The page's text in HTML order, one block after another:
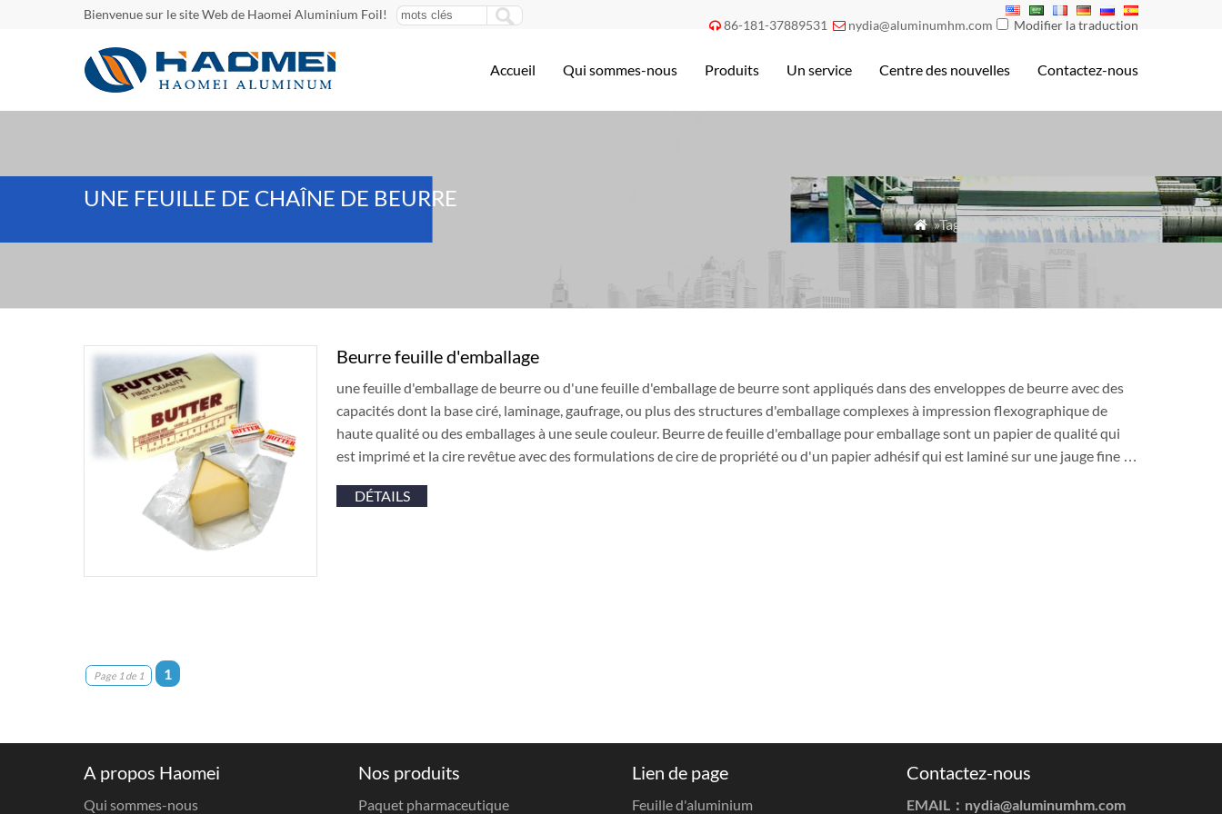
Bienvenue sur le site Web de Haomei Aluminium Foil!
 86-181-37889531  nydia@aluminumhm.com Modifier la traduction
Accueil Qui sommes-nous Produits Un service Centre des nouvelles Contactez-nous
UNE FEUILLE DE CHAÎNE DE BEURRE
 »Tags» feuille de chaîne de beurre
Beurre feuille d'emballage
une feuille d'emballage de beurre ou d'une feuille d'emballage de beurre sont appliqués dans des enveloppes de beurre avec des
capacités dont la base ciré, laminage, gaufrage, ou plus des structures d'emballage complexes à impression flexographique de
haute qualité ou des emballages à une seule couleur. Beurre de feuille d'emballage pour emballage sont un papier de qualité qui
est imprimé et la cire revêtue avec des formulations de cire de propriété ou d'un papier adhésif qui est laminé sur une jauge fine …
DÉTAILS
Page 1 de 1 1
A propos Haomei
Qui sommes-nous
Nos produits
Paquet pharmaceutique
Lien de page
Feuille d'aluminium
Contactez-nous
EMAIL： nydia@aluminumhm.com